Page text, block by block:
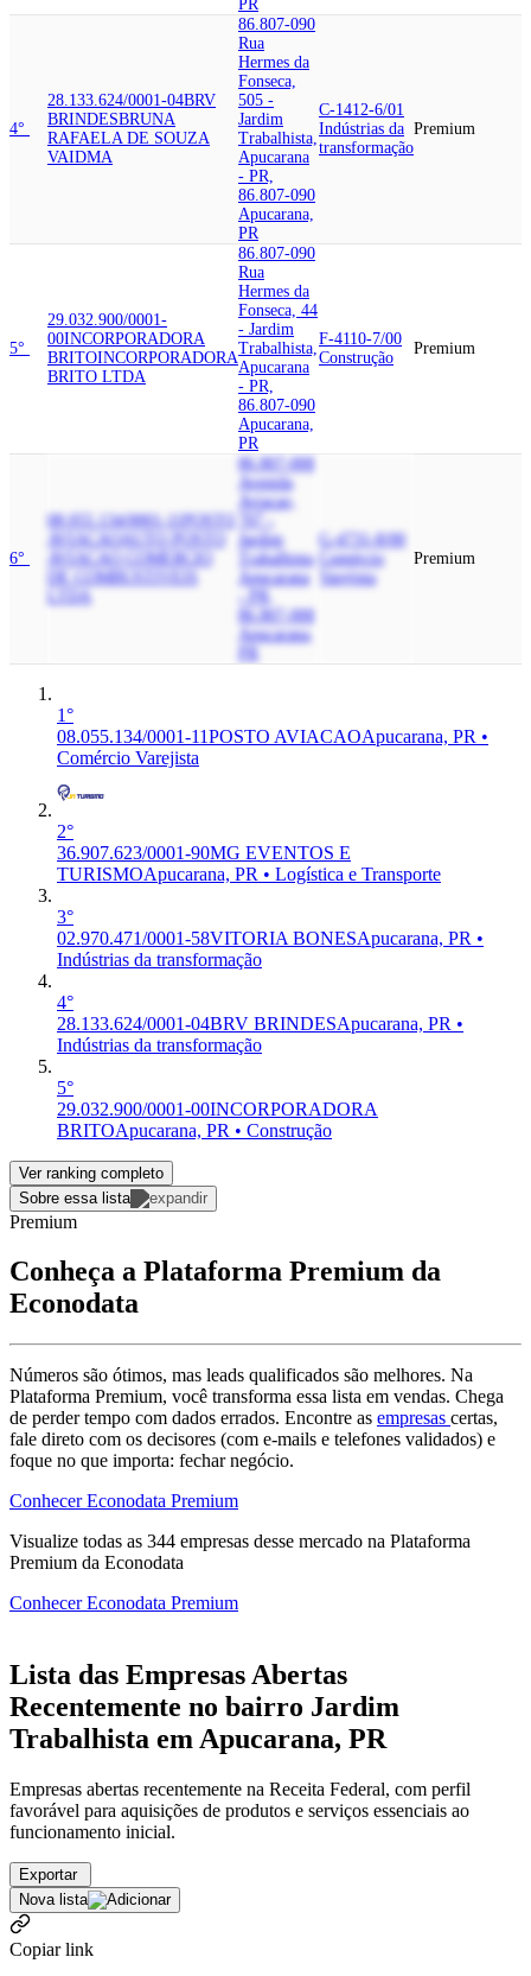
PR
4°
28.133.624/0001-04BRV
BRINDESBRUNA
RAFAELA DE SOUZA
VAIDMA
86.807-090
Rua
Hermes da
Fonseca,
505 -
Jardim
Trabalhista,
Apucarana
- PR,
86.807-090
Apucarana,
PR
C-1412-6/01
Indústrias da
transformação
Premium
5°
29.032.900/0001-
00INCORPORADORA
BRITOINCORPORADORA
BRITO LTDA
86.807-090
Rua
Hermes da
Fonseca, 44
- Jardim
Trabalhista,
Apucarana
- PR,
86.807-090
Apucarana,
PR
F-4110-7/00
Construção
Premium
6°
08.055.134/0001-11POSTO
AVIACAO AUTO POSTO
AVIACAO COMERCIO
DE COMBUSTIVEIS
LTDA
86.807-000
Avenida
Aviacao,
Jardim
Trabalhista,
Apucarana
86.807-000
Apucarana,
G-4731-8/00
Comércio
Varejista
Premium
1°
08.055.134/0001-11POSTO AVIACAOApucarana, PR •
Comércio Varejista
2°
36.907.623/0001-90MG EVENTOS E
TURISMOApucarana, PR • Logística e Transporte
3°
02.970.471/0001-58VITORIA BONESApucarana, PR •
Indústrias da transformação
4°
28.133.624/0001-04BRV BRINDESApucarana, PR •
Indústrias da transformação
5°
29.032.900/0001-00INCORPORADORA
BRITOApucarana, PR • Construção
Ver ranking completo
Sobre essa lista
Premium
Conheça a Plataforma Premium da
Econodata
Números são ótimos, mas leads qualificados são melhores. Na
Plataforma Premium, você transforma essa lista em vendas. Chega
de perder tempo com dados errados. Encontre as empresas certas,
fale direto com os decisores (com e-mails e telefones validados) e
foque no que importa: fechar negócio.
Conhecer Econodata Premium
Visualize todas as 344 empresas desse mercado na Plataforma
Premium da Econodata
Conhecer Econodata Premium
Lista das Empresas Abertas
Recentemente no bairro Jardim
Trabalhista em Apucarana, PR
Empresas abertas recentemente na Receita Federal, com perfil
favorável para aquisições de produtos e serviços essenciais ao
funcionamento inicial.
Exportar
Nova lista
Copiar link